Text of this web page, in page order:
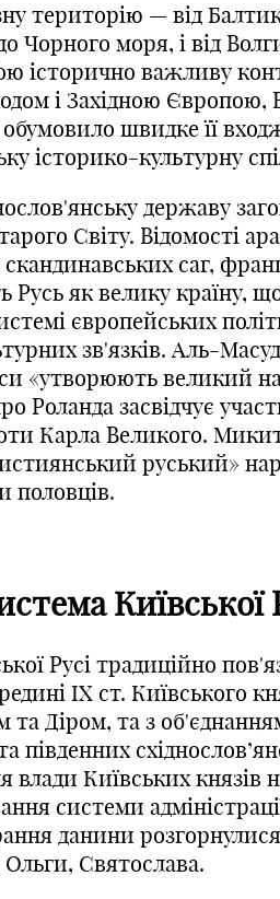
територію — від
Чорного моря, і від
історично важливу
і Західною Європою,
швидке її
історико-культурну
державу
Світу. Відомості
саг,
Русь як велику країну,
європейських
зв'язків. Аль-
«утворюють великий
Роланда засвідчує
Карла Великого.
руський»
половців.
Київської
Русі традиційно
IX ст. Київського
та Діром, та з
південних
Київських князів
системи
данини
Святослава.